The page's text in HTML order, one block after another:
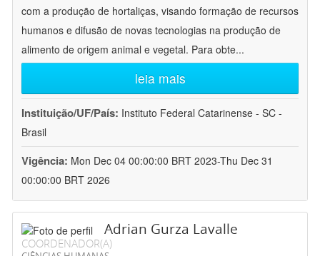
com a produção de hortaliças, visando formação de recursos
humanos e difusão de novas tecnologias na produção de
alimento de origem animal e vegetal. Para obte...
leia mais
Instituição/UF/País: Instituto Federal Catarinense - SC -
Brasil
Vigência: Mon Dec 04 00:00:00 BRT 2023-Thu Dec 31
00:00:00 BRT 2026
Adrian Gurza Lavalle
COORDENADOR(A)